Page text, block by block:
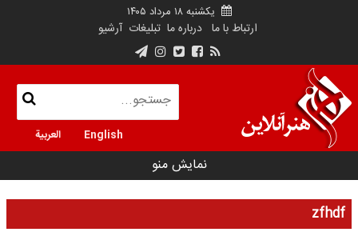
یکشنبه ۱۸ مرداد ۱۴۰۵
ارتباط با ما درباره ما تبلیغات آرشیو
English العربية
نمایش منو
zfhdf